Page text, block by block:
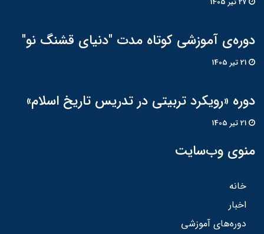
دوره‌ی آموزشی کوتاه مدت "دنیای قشنگ نو"
دوره «رویکرد تربیتی در تدریس تاریخ اسلام»
منوی وب‌سایت
خانه
اخبار
دوره‌های آموزشی